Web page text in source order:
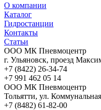
О компании
Каталог
Гидростанции
Контакты
Статьи
ООО МК Пневмоцентр
г. Ульяновск, проезд
+7 (8422) 26-34-74
+7 991 462 05 14
ООО МК Пневмоцентр
Тольятти, ул.
+7 (8482) 61-82-00